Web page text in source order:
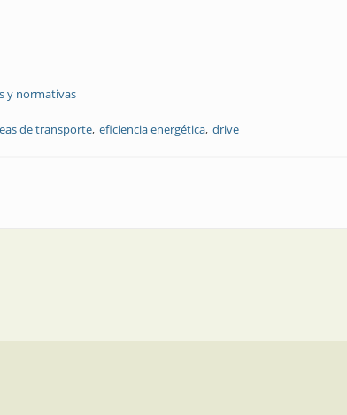
y normativas
de transporte eficiencia energética drive
los sistemas de transporte industriales